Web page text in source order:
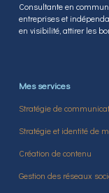
Consultante en
entreprises et
en visibilité, attirer les
Mes services
Stratégie de
Stratégie et identité de
Création de contenu
Gestion des réseaux